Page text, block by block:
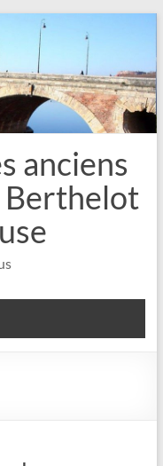
anciens
Berthelot